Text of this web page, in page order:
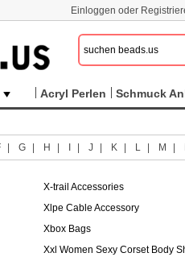
Einloggen oder
Acryl Perlen Schmuck
G H J K L M
X-trail Accessories
Xlpe Cable Accessory
Xbox Bags
Xxl Women Sexy Corset Body